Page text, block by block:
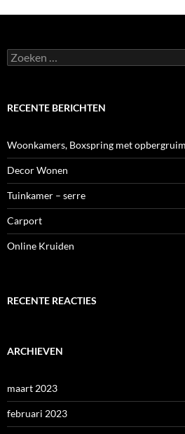
Zoeken
naar:
RECENTE BERICHTEN
Woonkamers, Boxspring met
Decor Wonen
Tuinkamer – serre
Carport
Online Kruiden
RECENTE REACTIES
ARCHIEVEN
maart 2023
februari 2023